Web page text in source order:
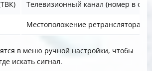
Телевизионный канал (номер в
Местоположение ретранслятора
в меню ручной настройки, чтобы
искать сигнал.